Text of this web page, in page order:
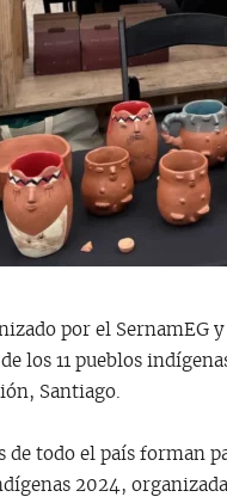
por el SernamEG
los 11 pueblos
Santiago.
de todo el país forman
2024,